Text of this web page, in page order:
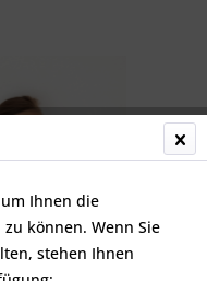
Ihnen die
können. Wenn Sie
stehen Ihnen